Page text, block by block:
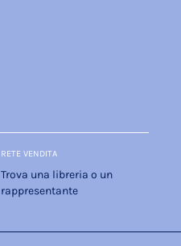
RETE VENDITA
Trova una libreria o un
rappresentante